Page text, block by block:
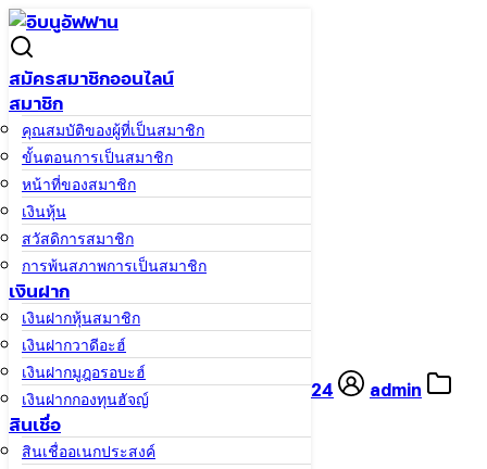
Skip
to
content
สมัครสมาชิกออนไลน์
สมาชิก
คุณสมบัติของผู้ที่เป็นสมาชิก
ขั้นตอนการเป็นสมาชิก
หน้าที่ของสมาชิก
เงินหุ้น
สวัสดิการสมาชิก
การพ้นสภาพการเป็นสมาชิก
เงินฝาก
เงินฝากหุ้นสมาชิก
เงินฝากวาดีอะฮ์
เงินฝากมูฎอรอบะฮ์
เงินฝากกองทุนฮัจญ์
สินเชื่อ
สินเชื่ออเนกประสงค์
Search
for:
มอบรางวัลรถมอเตอร์ไซด์
หน้าหลัก/มอบรางวัลรถมอเตอร์ไซด์
มอบรางวัลรถมอเตอร์ไซด์
20 มิถุนายน 202420 มิถุนายน 2024
admin
ข่าวสาร